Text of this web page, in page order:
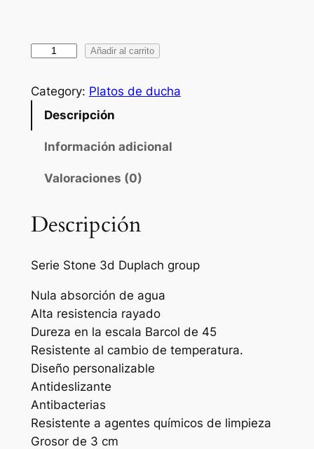
a
c
h
D
u
p
l
a
c
h
S
t
o
Añadir al carrito
Category: Platos de ducha
Descripción
Información adicional
Valoraciones (0)
Descripción
Serie Stone 3d Duplach group
Nula absorción de agua
Alta resistencia rayado
Dureza en la escala Barcol de 45
Resistente al cambio de temperatura.
Diseño personalizable
Antideslizante
Antibacterias
Resistente a agentes químicos de limpieza
Grosor de 3 cm